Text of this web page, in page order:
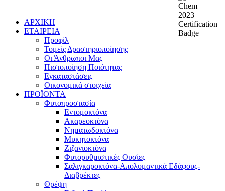
ΑΡΧΙΚΗ
ΕΤΑΙΡΕΙΑ
Προφίλ
Τομείς Δραστηριοποίησης
Οι Άνθρωποι Μας
Πιστοποίηση Ποιότητας
Εγκαταστάσεις
Οικονομικά στοιχεία
ΠΡΟΪΟΝΤΑ
Φυτοπροστασία
Εντομοκτόνα
Ακαρεοκτόνα
Νηματωδοκτόνα
Μυκητοκτόνα
Ζιζανιοκτόνα
Φυτορυθμιστικές Ουσίες
Σαλιγκαροκτόνα-Απολυμαντικά Εδάφους-
Διαβρέκτες
Θρέψη